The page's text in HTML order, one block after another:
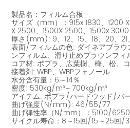
製品名：フィルム合板
サイズ（mm）：915x 1830、1200
X 2500、1500X 2500、1500x
厚さ(mm): 9、12、15、18、20、
表面/フィルムの色: ダイネアブラウ
ンフィルム、滑り止めブラウンフィ
コア材: ポプラ、広葉樹、樺、松、
接着剤: WBP、WBPフェノール
水分含有量：6～14％
密度: 530kg/m³～700kg/m³
アイテム: ポプラ/ハードウッド/バ
曲げ強度(N/mm): 46/55/77
曲げ弾性率（N/mm）：5100/
サイクル寿命：8～15回/15～25回/